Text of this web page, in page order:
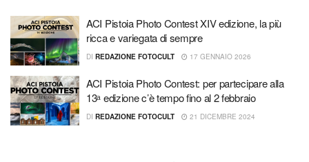
ACI Pistoia Photo Contest XIV edizione, la più
ricca e variegata di sempre
DI REDAZIONE FOTOCULT 17 GENNAIO 2026
ACI Pistoia Photo Contest: per partecipare alla
13ᵃ edizione c’è tempo fino al 2 febbraio
DI REDAZIONE FOTOCULT 21 DICEMBRE 2024